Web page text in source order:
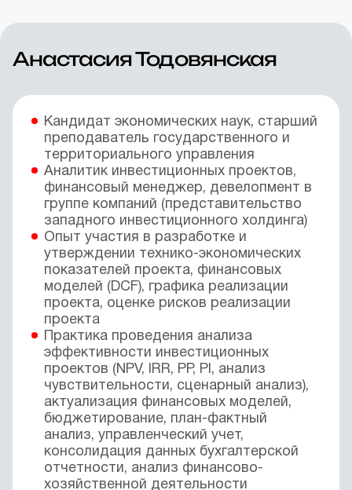
Анастасия Тодовянская
Кандидат экономических наук, старший
преподаватель государственного и
территориального управления
Аналитик инвестиционных проектов,
финансовый менеджер, девелопмент в
группе компаний (представительство
западного инвестиционного холдинга)
Опыт участия в разработке и
утверждении технико-экономических
показателей проекта, финансовых
моделей (DCF), графика реализации
проекта, оценке рисков реализации
проекта
Практика проведения анализа
эффективности инвестиционных
проектов (NPV, IRR, PP, PI, анализ
чувствительности, сценарный анализ),
актуализация финансовых моделей,
бюджетирование, план-фактный
анализ, управленческий учет,
консолидация данных бухгалтерской
отчетности, анализ финансово-
хозяйственной деятельности